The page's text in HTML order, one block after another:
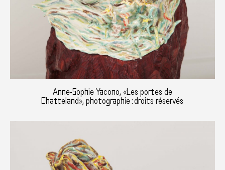
Anne-Sophie Yacono, «Les portes de
Chatteland», photographie : droits réservés